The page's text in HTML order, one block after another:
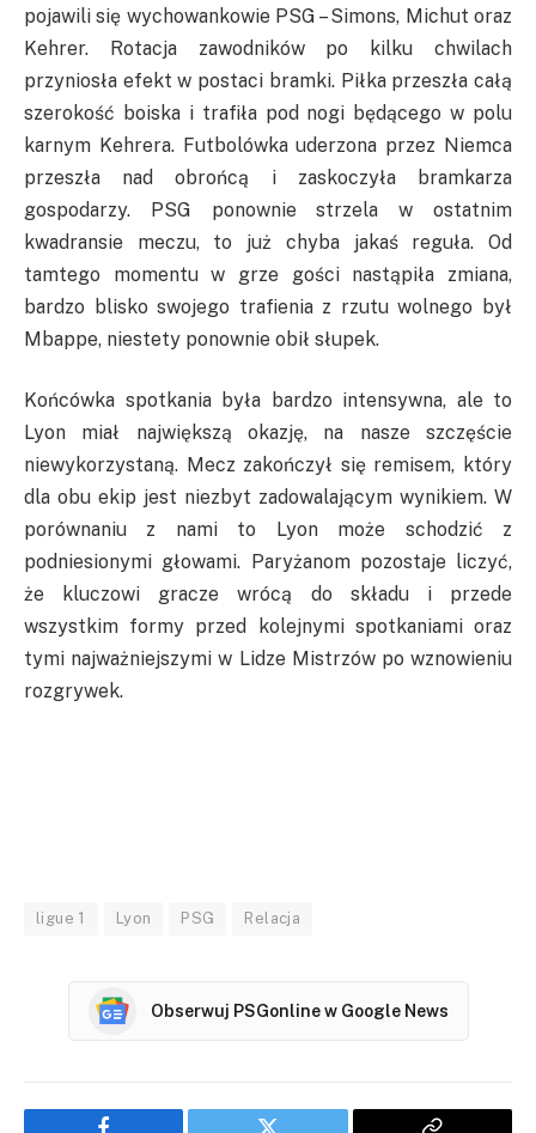
pojawili się wychowankowie PSG – Simons, Michut oraz
Kehrer. Rotacja zawodników po kilku chwilach
przyniosła efekt w postaci bramki. Piłka przeszła całą
szerokość boiska i trafiła pod nogi będącego w polu
karnym Kehrera. Futbolówka uderzona przez Niemca
przeszła nad obrońcą i zaskoczyła bramkarza
gospodarzy. PSG ponownie strzela w ostatnim
kwadransie meczu, to już chyba jakaś reguła. Od
tamtego momentu w grze gości nastąpiła zmiana,
bardzo blisko swojego trafienia z rzutu wolnego był
Mbappe, niestety ponownie obił słupek.
Końcówka spotkania była bardzo intensywna, ale to
Lyon miał największą okazję, na nasze szczęście
niewykorzystaną. Mecz zakończył się remisem, który
dla obu ekip jest niezbyt zadowalającym wynikiem. W
porównaniu z nami to Lyon może schodzić z
podniesionymi głowami. Paryżanom pozostaje liczyć,
że kluczowi gracze wrócą do składu i przede
wszystkim formy przed kolejnymi spotkaniami oraz
tymi najważniejszymi w Lidze Mistrzów po wznowieniu
rozgrywek.
ligue 1 Lyon PSG Relacja
Obserwuj PSGonline w Google News